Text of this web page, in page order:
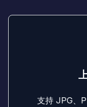
支持 JPG、